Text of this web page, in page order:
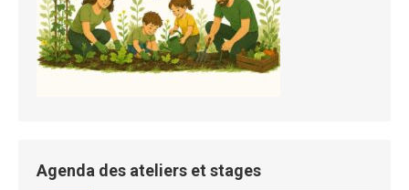
Agenda des ateliers et stages